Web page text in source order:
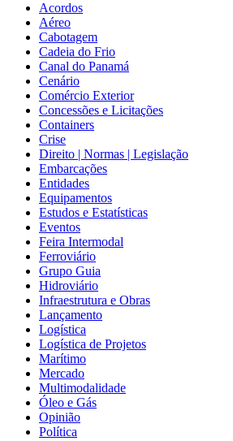
Acordos
Aéreo
Cabotagem
Cadeia do Frio
Canal do Panamá
Cenário
Comércio Exterior
Concessões e Licitações
Containers
Crise
Direito | Normas | Legislação
Embarcações
Entidades
Equipamentos
Estudos e Estatísticas
Eventos
Feira Intermodal
Ferroviário
Grupo Guia
Hidroviário
Infraestrutura e Obras
Lançamento
Logística
Logística de Projetos
Marítimo
Mercado
Multimodalidade
Óleo e Gás
Opinião
Política